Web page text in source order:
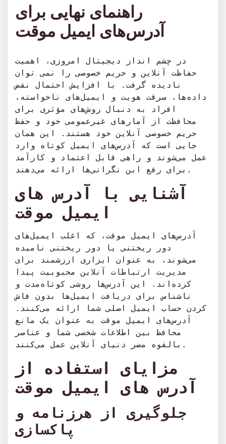
راهنمای نهایی برای
آدرس‌های ایمیل موقت
در چشم انداز دیجیتال امروزی، اهمیت
حفاظت آنلاین و حریم خصوصی را نمی توان
نادیده گرفت. با افزایش احتمال نقض
داده‌ها، سرقت هویت و ایمیل‌های ناخواسته،
افراد به دنبال روش‌های مؤثری برای
محافظت از آمارهای غیرعمومی خود و حفظ
حریم خصوصی آنلاین خود هستند. این همان
جایی است که آدرس‌های ایمیل کوتاه وارد
عمل می‌شوند و راهی قابل اعتماد و کارآمد
برای رفع این نگرانی‌ها ارائه می‌دهند.
آشنایی با آدرس های
ایمیل موقت
آدرس‌های ایمیل موقت، که اغلب ایمیل‌های
دور ریختنی یا دور ریختنی نامیده
می‌شوند، به عنوان ابزاری ارزشمند برای
مدیریت ارتباطات آنلاین محبوبیت پیدا
کرده‌اند. این آدرس‌ها روشی کوتاه‌مدت و
ناشناس برای دریافت ایمیل‌ها بدون فاش
کردن حساب ایمیل اصلی شما ارائه می‌کنند.
آدرس‌های ایمیل موقت به عنوان یک مانع
محافظ بین اطلاعات شخصی شما و عناصر
بالقوه مضر دنیای آنلاین عمل می‌کنند.
مزایای استفاده از
آدرس های ایمیل موقت
جلوگیری از هرزنامه و
پاکسازی